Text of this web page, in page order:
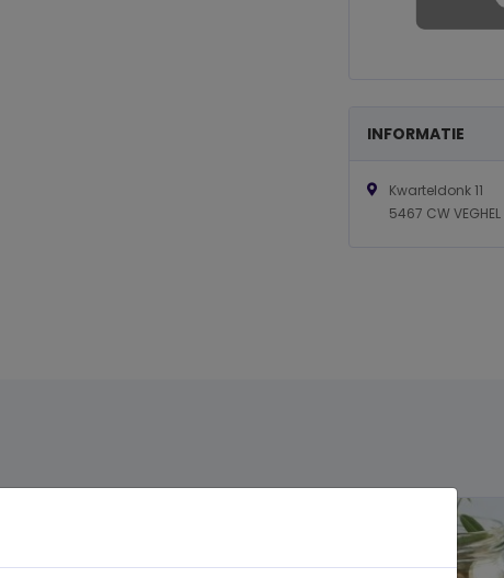
INFORMATIE
Kwarteldonk 11
5467 CW VEGHEL